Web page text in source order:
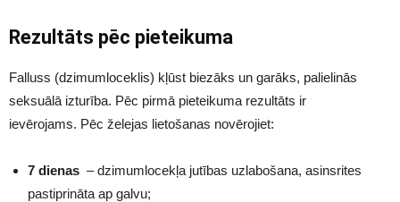
Rezultāts pēc pieteikuma
Falluss (dzimumloceklis) kļūst biezāks un garāks, palielinās
seksuālā izturība. Pēc pirmā pieteikuma rezultāts ir
ievērojams. Pēc želejas lietošanas novērojiet:
7 dienas – dzimumlocekļa jutības uzlabošana, asinsrites
pastiprināta ap galvu;